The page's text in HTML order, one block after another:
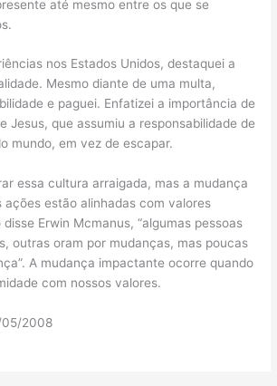
até mesmo entre os que se
nos Estados Unidos, destaquei a
Mesmo diante de uma multa,
e paguei. Enfatizei a importância de
Jesus, que assumiu a responsabilidade de
mundo, em vez de escapar.
essa cultura arraigada, mas a mudança
ações estão alinhadas com valores
Erwin Mcmanus, “algumas pessoas
outras oram por mudanças, mas poucas
A mudança impactante ocorre quando
com nossos valores.
05/2008